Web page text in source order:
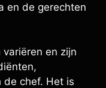
en de gerechten
en zijn
de chef. Het is